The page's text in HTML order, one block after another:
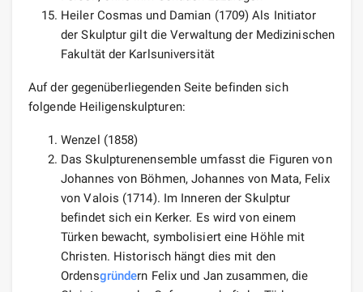
Heiler Cosmas und Damian (1709) Als Initiator
der Skulptur gilt die Verwaltung der Medizinischen
Fakultät der Karlsuniversität
Auf der gegenüberliegenden Seite befinden sich
folgende Heiligenskulpturen:
Wenzel (1858)
Das Skulpturenensemble umfasst die Figuren von
Johannes von Böhmen, Johannes von Mata, Felix
von Valois (1714). Im Inneren der Skulptur
befindet sich ein Kerker. Es wird von einem
Türken bewacht, symbolisiert eine Höhle mit
Christen. Historisch hängt dies mit den
Ordensgründern Felix und Jan zusammen, die